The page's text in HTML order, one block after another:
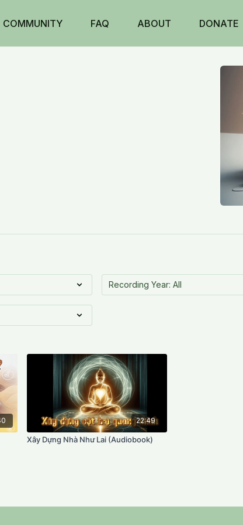
COMMUNITY FAQ ABOUT DONATE
22:49
Xây Dựng Nhà Như Lai (Audiobook)